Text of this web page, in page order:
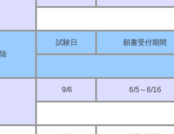
試験日 願書受付期間
9/6 6/5～6/16